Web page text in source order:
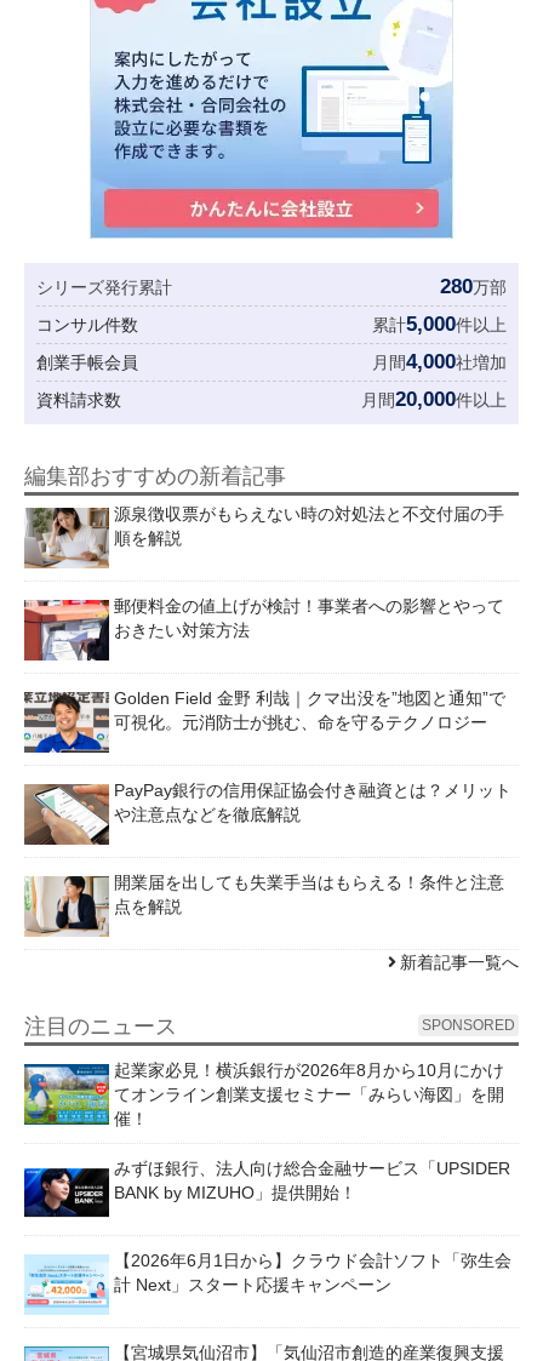
シリーズ発行累計 280万部
コンサル件数
累計5,000件以上
創業手帳会員
月間4,000社増加
資料請求数
月間20,000件以上
編集部おすすめの新着記事
源泉徴収票がもらえない時の対処法と不交付届の手
順を解説
郵便料金の値上げが検討！事業者への影響とやって
おきたい対策方法
Golden Field 金野 利哉｜クマ出没を”地図と通知”で
可視化。元消防士が挑む、命を守るテクノロジー
PayPay銀行の信用保証協会付き融資とは？メリット
や注意点などを徹底解説
開業届を出しても失業手当はもらえる！条件と注意
点を解説
新着記事一覧へ
注目のニュース SPONSORED
起業家必見！横浜銀行が2026年8月から10月にかけ
てオンライン創業支援セミナー「みらい海図」を開
催！
みずほ銀行、法人向け総合金融サービス「UPSIDER
BANK by MIZUHO」提供開始！
【2026年6月1日から】クラウド会計ソフト「弥生会
計 Next」スタート応援キャンペーン
【宮城県気仙沼市】「気仙沼市創造的産業復興支援